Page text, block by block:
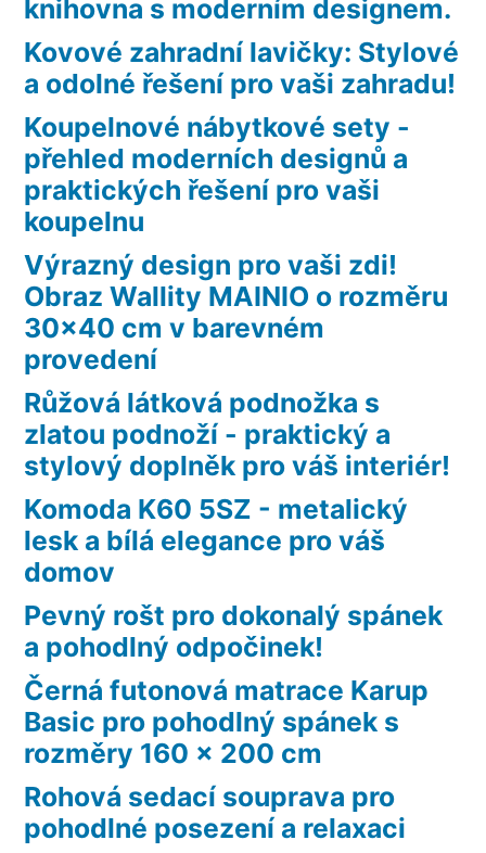
knihovna s moderním designem.
Kovové zahradní lavičky: Stylové
a odolné řešení pro vaši zahradu!
Koupelnové nábytkové sety -
přehled moderních designů a
praktických řešení pro vaši
koupelnu
Výrazný design pro vaši zdi!
Obraz Wallity MAINIO o rozměru
30×40 cm v barevném
provedení
Růžová látková podnožka s
zlatou podnoží - praktický a
stylový doplněk pro váš interiér!
Komoda K60 5SZ - metalický
lesk a bílá elegance pro váš
domov
Pevný rošt pro dokonalý spánek
a pohodlný odpočinek!
Černá futonová matrace Karup
Basic pro pohodlný spánek s
rozměry 160 x 200 cm
Rohová sedací souprava pro
pohodlné posezení a relaxaci